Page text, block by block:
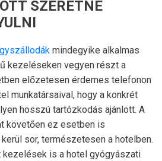
SZERETNE
mindegyike alkalmas
kezeléseken vegyen részt a
előzetesen érdemes telefonon
munkatársaival, hogy a konkrét
hosszú tartózkodás ajánlott. A
követően ez esetben is
sor, természetesen a hotelben.
is a hotel gyógyászati